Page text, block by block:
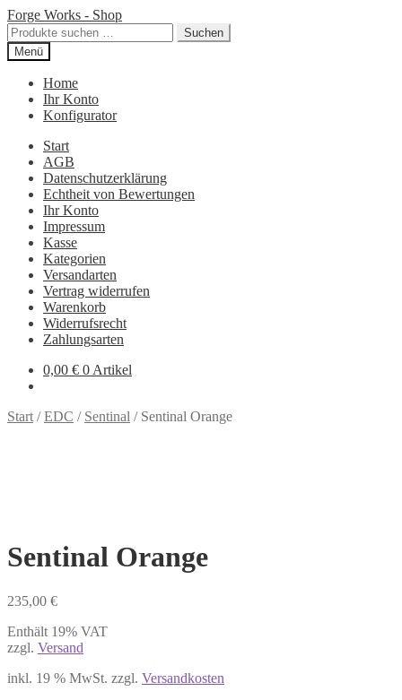
Zur
Navigation
springen
Zum
Inhalt
springen
Forge Works - Shop
Suchen
nach:
Suchen
Menü
Home
Ihr Konto
Konfigurator
Start
AGB
Datenschutzerklärung
Echtheit von Bewertungen
Ihr Konto
Impressum
Kasse
Kategorien
Versandarten
Vertrag widerrufen
Warenkorb
Widerrufsrecht
Zahlungsarten
0,00 € 0 Artikel
Start /EDC / Sentinal / Sentinal Orange
Sentinal Orange
235,00 €
Enthält 19% VAT
zzgl. Versand
inkl. 19 % MwSt. zzgl. Versandkosten